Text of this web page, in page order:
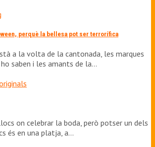
perquè la bellesa pot ser terrorífica
a la volta de la cantonada, les marques
saben i les amants de la…
on celebrar la boda, però potser un dels
és en una platja, a…